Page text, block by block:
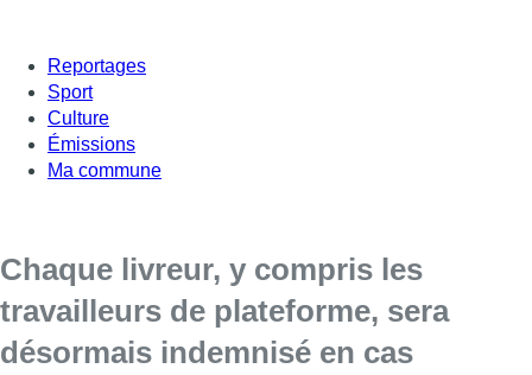
Reportages
Sport
Culture
Émissions
Ma commune
Chaque livreur, y compris les
travailleurs de plateforme, sera
désormais indemnisé en cas